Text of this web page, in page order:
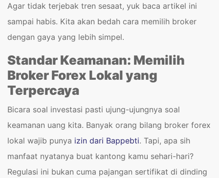
Agar tidak terjebak tren sesaat, yuk baca artikel ini
sampai habis. Kita akan bedah cara memilih broker
dengan gaya yang lebih simpel.
Standar Keamanan: Memilih
Broker Forex Lokal yang
Terpercaya
Bicara soal investasi pasti ujung-ujungnya soal
keamanan uang kita. Banyak orang bilang broker forex
lokal wajib punya izin dari Bappebti. Tapi, apa sih
manfaat nyatanya buat kantong kamu sehari-hari?
Regulasi ini bukan cuma pajangan sertifikat di dinding